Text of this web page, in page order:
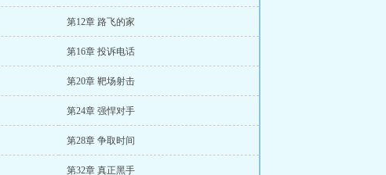
第12章 路飞的家
第16章 投诉电话
第20章 靶场射击
第24章 强悍对手
第28章 争取时间
第32章 真正黑手